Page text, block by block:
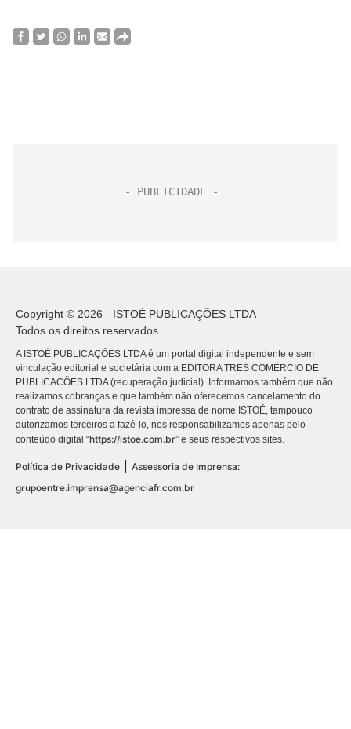
Copyright © 2026 - ISTOÉ PUBLICAÇÕES LTDA
Todos os direitos reservados.
A ISTOÉ PUBLICAÇÕES LTDA é um portal digital independente e sem
vinculação editorial e societária com a EDITORA TRES COMÉRCIO DE
PUBLICACÕES LTDA (recuperação judicial). Informamos também que não
realizamos cobranças e que também não oferecemos cancelamento do
contrato de assinatura da revista impressa de nome ISTOÉ, tampouco
autorizamos terceiros a fazê-lo, nos responsabilizamos apenas pelo
conteúdo digital “https://istoe.com.br” e seus respectivos sites.
Política de Privacidade
Assessoria de Imprensa:
grupoentre.imprensa@agenciafr.com.br